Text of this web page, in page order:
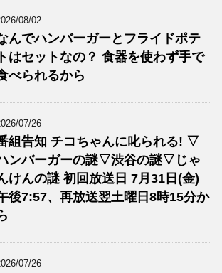
08/02
んでハンバーガーとフライドポテ
トはセットなの？ 食器を使わず手で
べられるから
07/26
組告知 チコちゃんに叱られる! ▽
ンバーガーの謎▽渋谷の謎▽じゃ
けんの謎 初回放送日 7月31日(金)
後7:57、再放送翌土曜日8時15分か
07/26